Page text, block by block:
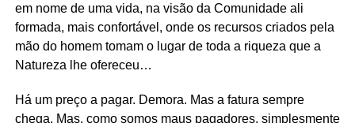
em nome de uma vida, na visão da Comunidade ali
formada, mais confortável, onde os recursos criados pela
mão do homem tomam o lugar de toda a riqueza que a
Natureza lhe ofereceu…
Há um preço a pagar. Demora. Mas a fatura sempre
chega. Mas, como somos maus pagadores, simplesmente